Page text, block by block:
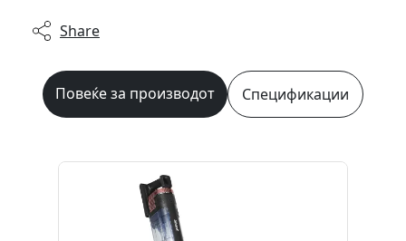
Share
Повеќе за производот Спецификации